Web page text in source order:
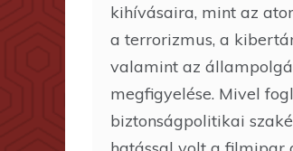
kihívásaira, mint az
a terrorizmus, a
valamint az
megfigyelése. Mivel
biztonságpolitikai